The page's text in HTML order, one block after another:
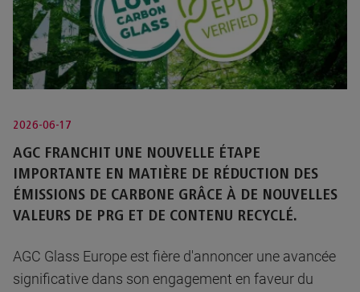
2026-06-17
AGC FRANCHIT UNE NOUVELLE ÉTAPE
IMPORTANTE EN MATIÈRE DE RÉDUCTION DES
ÉMISSIONS DE CARBONE GRÂCE À DE NOUVELLES
VALEURS DE PRG ET DE CONTENU RECYCLÉ.
AGC Glass Europe est fière d'annoncer une avancée
significative dans son engagement en faveur du